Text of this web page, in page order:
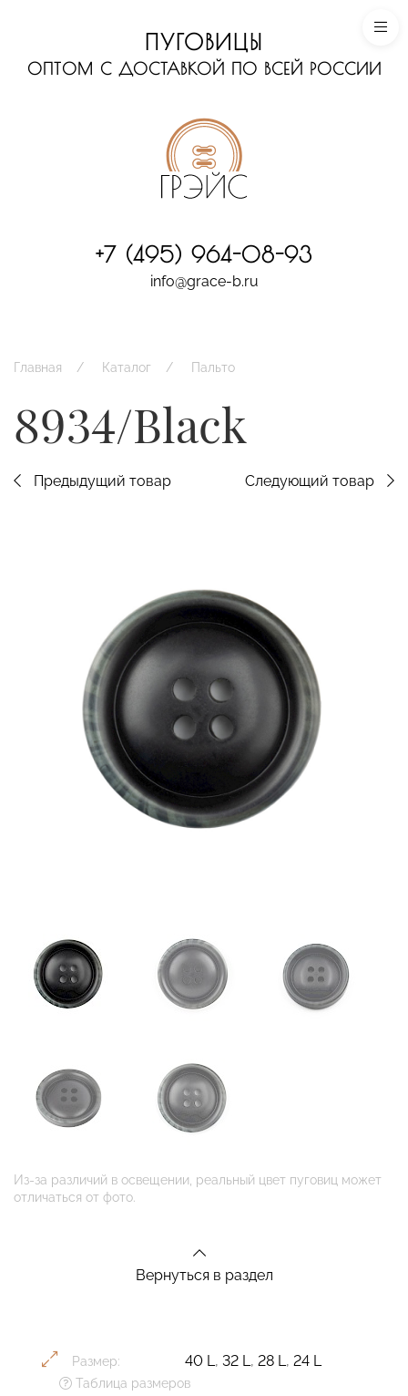
ПУГОВИЦЫ
ОПТОМ С ДОСТАВКОЙ ПО ВСЕЙ РОССИИ
+7 (495) 964-08-93
info@grace-b.ru
Главная Каталог Пальто
8934/Black
Предыдущий товар Следующий товар
Из-за различий в освещении, реальный цвет пуговиц может
отличаться от фото.
Вернуться в раздел
Размер: 40 L, 32 L, 28 L, 24 L
Таблица размеров